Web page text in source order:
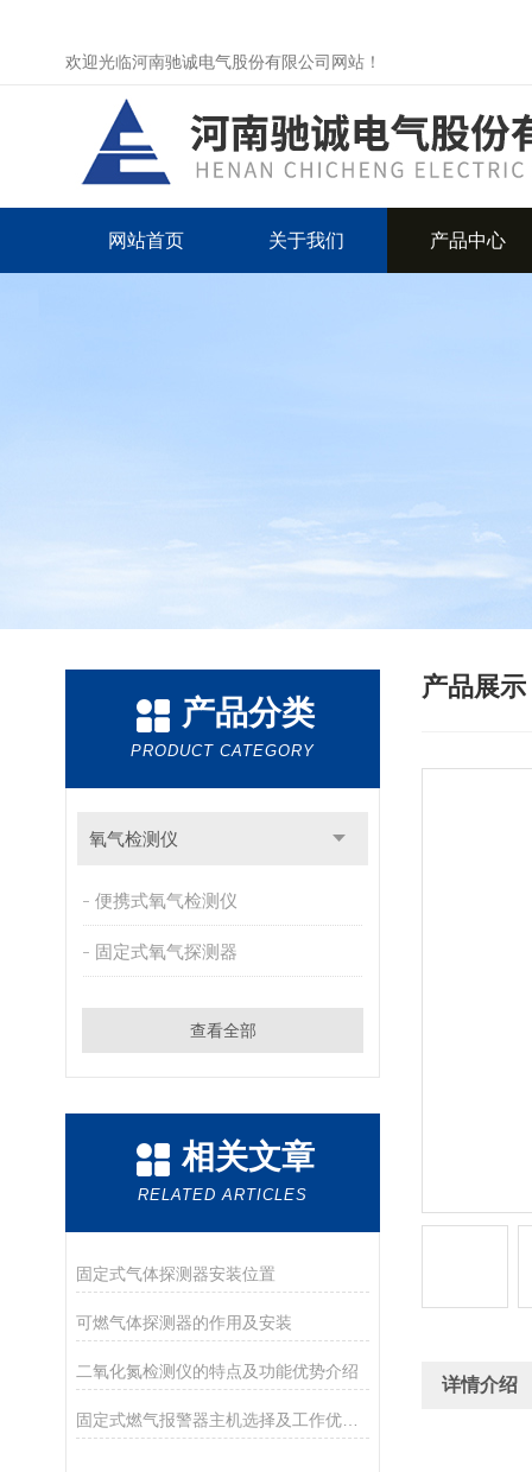
欢迎光临河南驰诚电气股份有限公司网站！
网站首页 关于我们 产品中心
产品分类
PRODUCT CATEGORY
氧气检测仪
便携式氧气检测仪
固定式氧气探测器
查看全部
相关文章
RELATED ARTICLES
固定式气体探测器安装位置
可燃气体探测器的作用及安装
二氧化氮检测仪的特点及功能优势介绍
固定式燃气报警器主机选择及工作优势以及使用注意事项？
产品展示
详情介绍